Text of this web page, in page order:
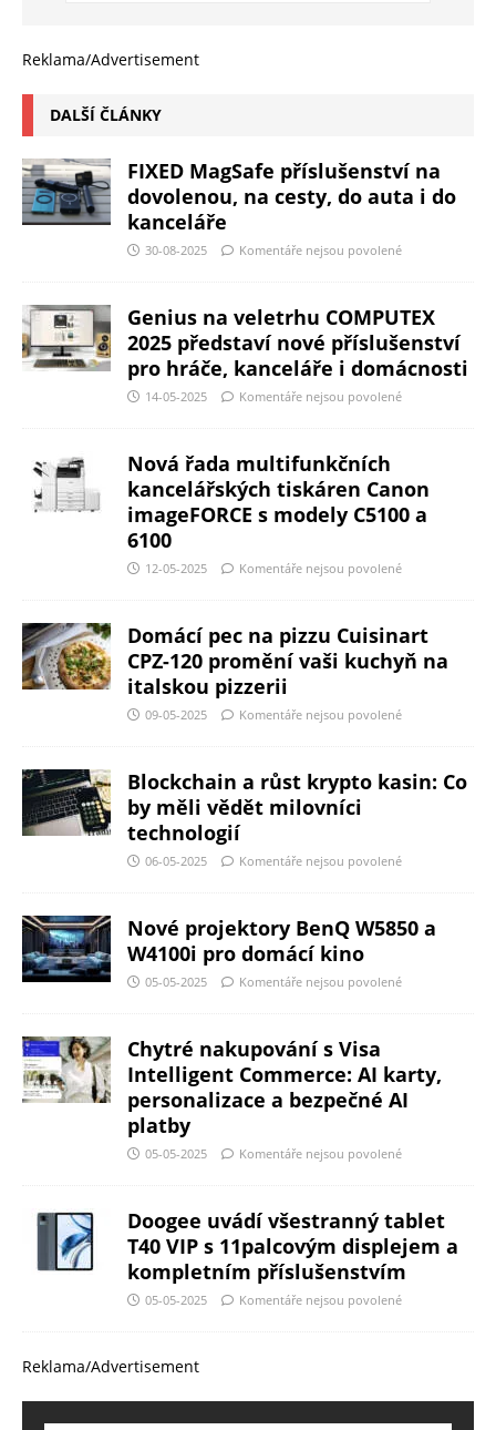
Reklama/Advertisement
DALŠÍ ČLÁNKY
FIXED MagSafe příslušenství na
dovolenou, na cesty, do auta i do
kanceláře
30-08-2025 Komentáře nejsou povolené
Genius na veletrhu COMPUTEX
2025 představí nové příslušenství
pro hráče, kanceláře i domácnosti
14-05-2025 Komentáře nejsou povolené
Nová řada multifunkčních
kancelářských tiskáren Canon
imageFORCE s modely C5100 a
6100
12-05-2025 Komentáře nejsou povolené
Domácí pec na pizzu Cuisinart
CPZ-120 promění vaši kuchyň na
italskou pizzerii
09-05-2025 Komentáře nejsou povolené
Blockchain a růst krypto kasin: Co
by měli vědět milovníci
technologií
06-05-2025 Komentáře nejsou povolené
Nové projektory BenQ W5850 a
W4100i pro domácí kino
05-05-2025 Komentáře nejsou povolené
Chytré nakupování s Visa
Intelligent Commerce: AI karty,
personalizace a bezpečné AI
platby
05-05-2025 Komentáře nejsou povolené
Doogee uvádí všestranný tablet
T40 VIP s 11palcovým displejem a
kompletním příslušenstvím
05-05-2025 Komentáře nejsou povolené
Reklama/Advertisement